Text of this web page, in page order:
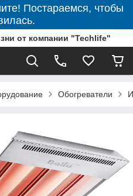
Постараемся, чтобы
от компании "Techlife"
Обогреватели